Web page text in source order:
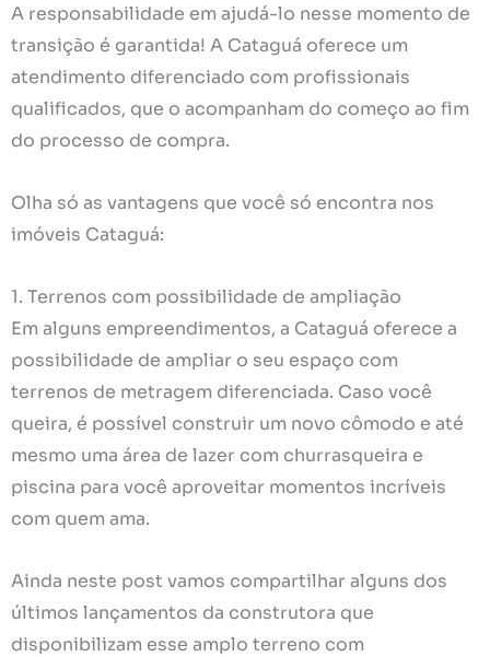
A responsabilidade em ajudá-lo nesse momento de
transição é garantida! A Cataguá oferece um
atendimento diferenciado com profissionais
qualificados, que o acompanham do começo ao fim
do processo de compra.
Olha só as vantagens que você só encontra nos
imóveis Cataguá:
1. Terrenos com possibilidade de ampliação
Em alguns empreendimentos, a Cataguá oferece a
possibilidade de ampliar o seu espaço com
terrenos de metragem diferenciada. Caso você
queira, é possível construir um novo cômodo e até
mesmo uma área de lazer com churrasqueira e
piscina para você aproveitar momentos incríveis
com quem ama.
Ainda neste post vamos compartilhar alguns dos
últimos lançamentos da construtora que
disponibilizam esse amplo terreno com